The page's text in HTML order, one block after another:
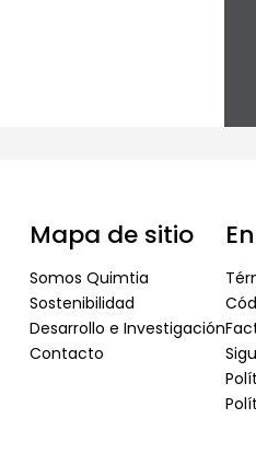
Mapa de sitio
Somos Quimtia
Sostenibilidad
Desarrollo e Investigación
Contacto